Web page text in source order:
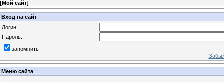
[Мой сайт]
Вход на сайт
Логин:
Пароль:
запомнить
Меню сайта